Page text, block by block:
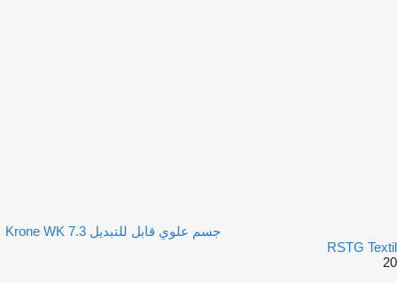
جسم علوي قابل للتبديل Krone WK 7.3
RSTG Textil
20